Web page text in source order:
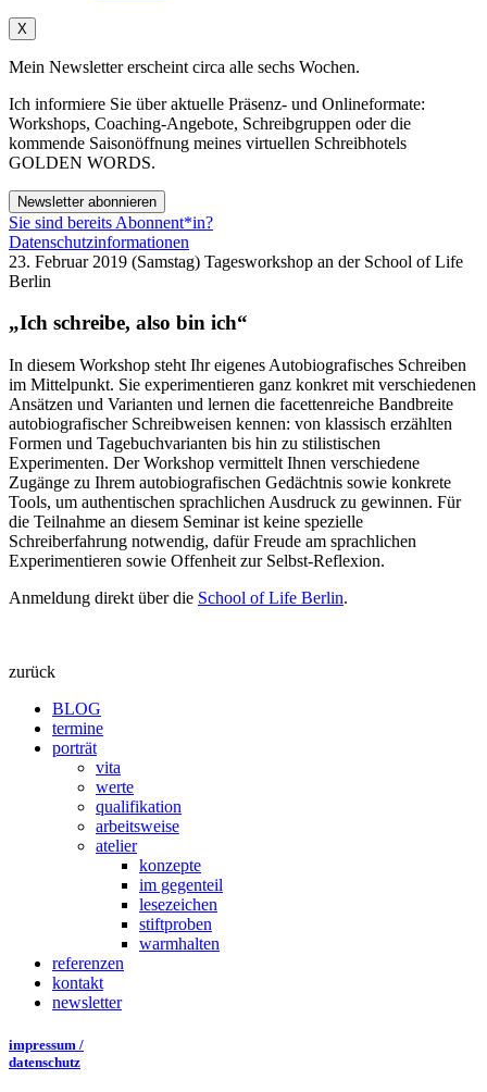
X
Mein Newsletter erscheint circa alle sechs Wochen.
Ich informiere Sie über aktuelle Präsenz- und Onlineformate:
Workshops, Coaching-Angebote, Schreibgruppen oder die
kommende Saisonöffnung meines virtuellen Schreibhotels
GOLDEN WORDS.
Newsletter abonnieren
Sie sind bereits Abonnent*in?
Datenschutzinformationen
23. Februar 2019 (Samstag) Tagesworkshop an der School of Life
Berlin
„Ich schreibe, also bin ich“
In diesem Workshop steht Ihr eigenes Autobiografisches Schreiben
im Mittelpunkt. Sie experimentieren ganz konkret mit verschiedenen
Ansätzen und Varianten und lernen die facettenreiche Bandbreite
autobiografischer Schreibweisen kennen: von klassisch erzählten
Formen und Tagebuchvarianten bis hin zu stilistischen
Experimenten. Der Workshop vermittelt Ihnen verschiedene
Zugänge zu Ihrem autobiografischen Gedächtnis sowie konkrete
Tools, um authentischen sprachlichen Ausdruck zu gewinnen. Für
die Teilnahme an diesem Seminar ist keine spezielle
Schreiberfahrung notwendig, dafür Freude am sprachlichen
Experimentieren sowie Offenheit zur Selbst-Reflexion.
Anmeldung direkt über die School of Life Berlin.
zurück
BLOG
termine
porträt
vita
werte
qualifikation
arbeitsweise
atelier
konzepte
im gegenteil
lesezeichen
stiftproben
warmhalten
referenzen
kontakt
newsletter
impressum /
datenschutz